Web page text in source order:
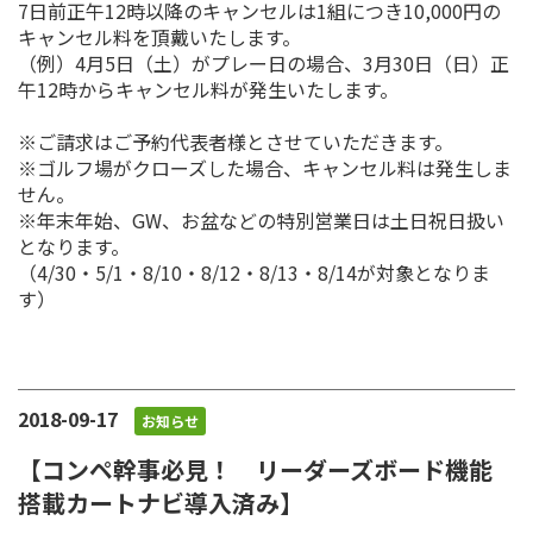
7日前正午12時以降のキャンセルは1組につき10,000円の
キャンセル料を頂戴いたします。
（例）4月5日（土）がプレー日の場合、3月30日（日）正
午12時からキャンセル料が発生いたします。
※ご請求はご予約代表者様とさせていただきます。
※ゴルフ場がクローズした場合、キャンセル料は発生しま
せん。
※年末年始、GW、お盆などの特別営業日は土日祝日扱い
となります。
（4/30・5/1・8/10・8/12・8/13・8/14が対象となりま
す）
2018-09-17 お知らせ
【コンペ幹事必見！ リーダーズボード機能
搭載カートナビ導入済み】